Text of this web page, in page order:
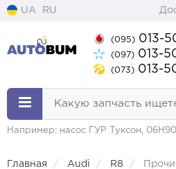
UA RU
(095) 013-
(097) 013-
(073) 013-
Какую запчасть
Например: насос ГУР Туксон,
Главная Audi R8